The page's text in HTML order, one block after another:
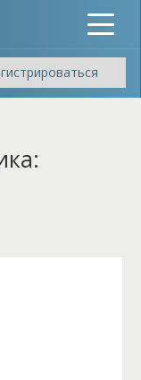
Toggle